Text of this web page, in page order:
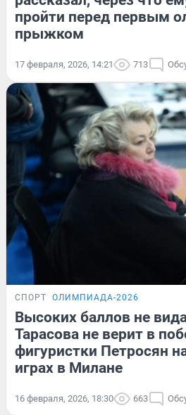
пройти перед первым
прыжком
17 февраля, 2026, 14:21 713
СПОРТ ОЛИМПИАДА-2026
Высоких баллов не
Тарасова не верит в
фигуристки Петросян
играх в Милане
16 февраля, 2026, 18:30 663